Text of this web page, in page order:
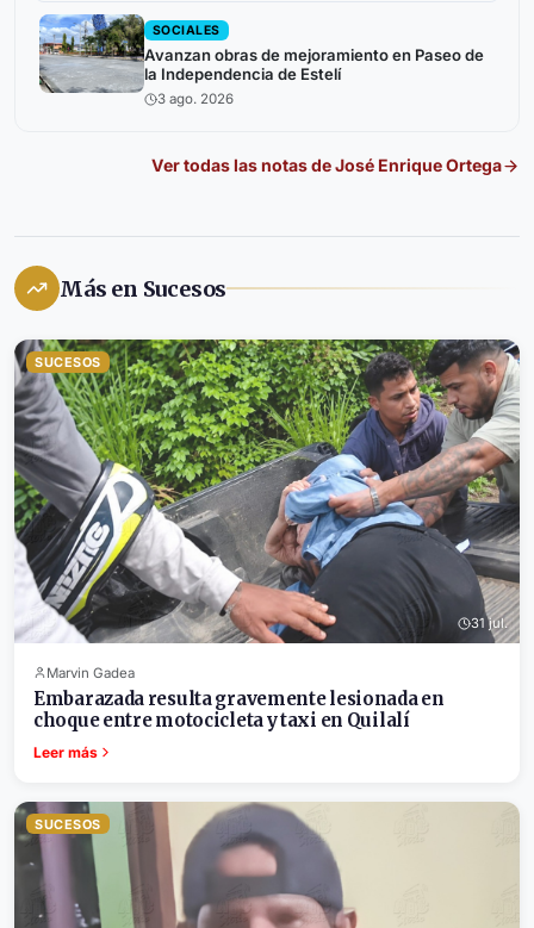
SOCIALES
Avanzan obras de mejoramiento en Paseo de
la Independencia de Estelí
3 ago. 2026
Ver todas las notas deJosé Enrique Ortega
Más en Sucesos
SUCESOS
31 jul.
Marvin Gadea
Embarazada resulta gravemente lesionada en
choque entre motocicleta y taxi en Quilalí
Leer más
SUCESOS